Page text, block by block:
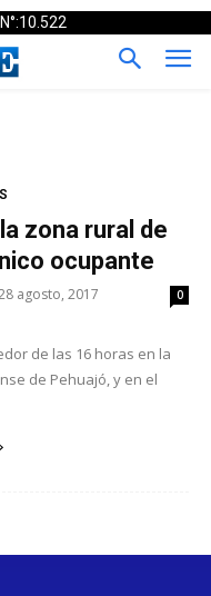
zona rural de
ocupante
agosto, 2017 0
de las 16 horas en la
de Pehuajó, y en el